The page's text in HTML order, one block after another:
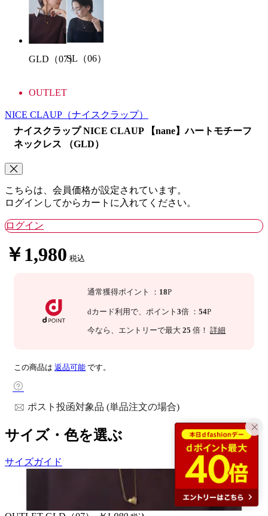
GLD（07）SL（06）
OUTLET
NICE CLAUP （ナイスクラップ）
ナイスクラップ NICE CLAUP 【nane】ハートモチーフ
ネックレス （GLD）
こちらは、会員価格が設定されています。
ログインしてからカートに入れてください。
ログイン
￥1,980 税込
通常獲得ポイント ： 18P
dカード利用で、 ポイント3倍 ：54P
今なら 、エントリーで最大 25 倍！詳細
この商品は 返品可能 です。
ポスト投函対象品 (単品注文の場合)
サイズ・色を選ぶ
サイズガイド